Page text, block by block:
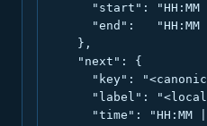
"start": "HH:MM
"end":   "HH:MM
    },
    "next": {
"key":
"label":
"time": "HH:MM